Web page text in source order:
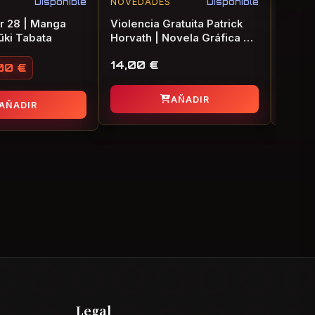
28 | Manga
Tabata
era: 9,00 €.
€
es: 6,00 €.
Violencia Gratuita Patrick
Horvath | Novela Gráfica de
14,00 €
AÑADIR
Legal